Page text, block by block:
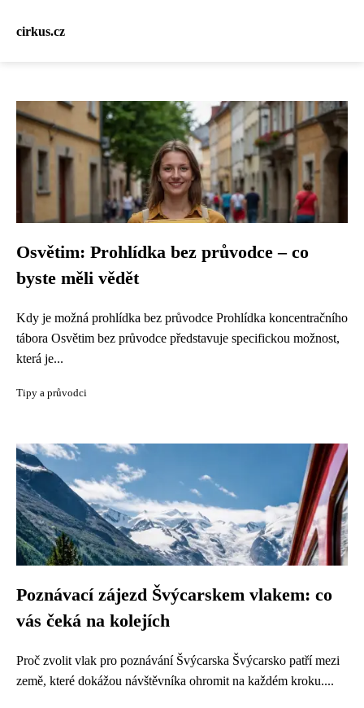
cirkus.cz
Osvětim: Prohlídka bez průvodce – co
byste měli vědět
Kdy je možná prohlídka bez průvodce Prohlídka koncentračního
tábora Osvětim bez průvodce představuje specifickou možnost,
která je...
Tipy a průvodci
Poznávací zájezd Švýcarskem vlakem: co
vás čeká na kolejích
Proč zvolit vlak pro poznávání Švýcarska Švýcarsko patří mezi
země, které dokážou návštěvníka ohromit na každém kroku....